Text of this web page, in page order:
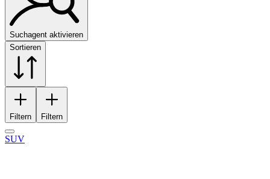
Suchagent aktivieren
Sortieren
Filtern Filtern
SUV